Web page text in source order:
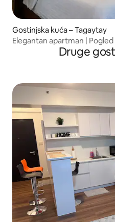
Gostinjska kuća – Tagaytay
Elegantan apartman |
parking + Wi-FiDruge